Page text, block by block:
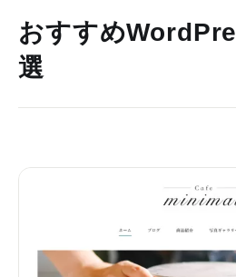
おすすめ
選